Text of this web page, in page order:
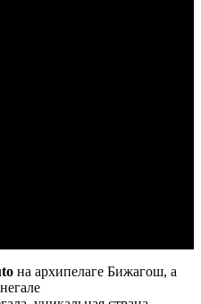
на архипелаге Бижагош, а